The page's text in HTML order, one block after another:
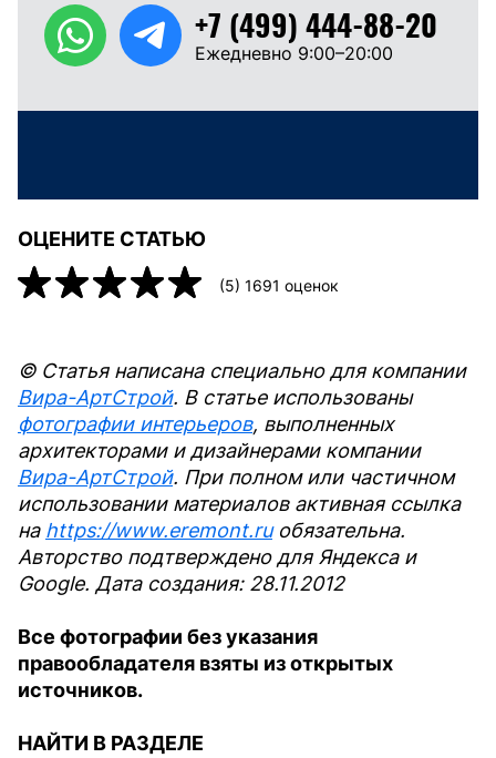
+7 (499) 444-88-20
Ежедневно 9:00–20:00
ОЦЕНИТЕ СТАТЬЮ
(5) 1691 оценок
© Статья написана специально для компании
Вира-АртСтрой. В статье использованы
фотографии интерьеров, выполненных
архитекторами и дизайнерами компании
Вира-АртСтрой. При полном или частичном
использовании материалов активная ссылка
на https://www.eremont.ruобязательна.
Авторство подтверждено для Яндекса и
Google. Дата создания: 28.11.2012
Все фотографии без указания
правообладателя взяты из открытых
источников.
НАЙТИ В РАЗДЕЛЕ